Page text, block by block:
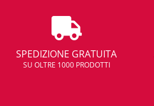
SPEDIZIONE GRATUITA
SU OLTRE 1000 PRODOTTI